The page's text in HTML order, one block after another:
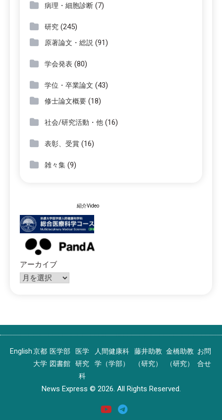
病理・細胞診断 (7)
研究 (245)
原著論文・総説 (91)
学会発表 (80)
学位・卒業論文 (43)
修士論文概要 (18)
社会/研究活動・他 (16)
表彰、受賞 (16)
雑々集 (9)
紹介Video
アーカイブ
English京都
大学
医学部
図書館
医学
研究
科
人間健康科
学（学部）
藤井助教
（研究）
金橋助教
（研究）
お問
合せ
News Express © 2026. All Rights Reserved.